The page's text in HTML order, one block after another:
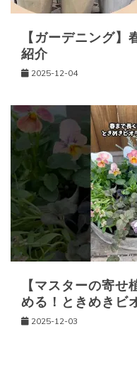
【ガーデニング
紹介
2025-12-04
【マスターの寄
める！ときめきビ
2025-12-03